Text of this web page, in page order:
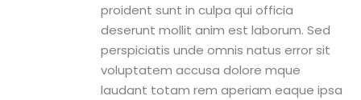
proident sunt in culpa qui officia
deserunt mollit anim est laborum. Sed
perspiciatis unde omnis natus error sit
voluptatem accusa dolore mque
laudant totam rem aperiam eaque ipsa